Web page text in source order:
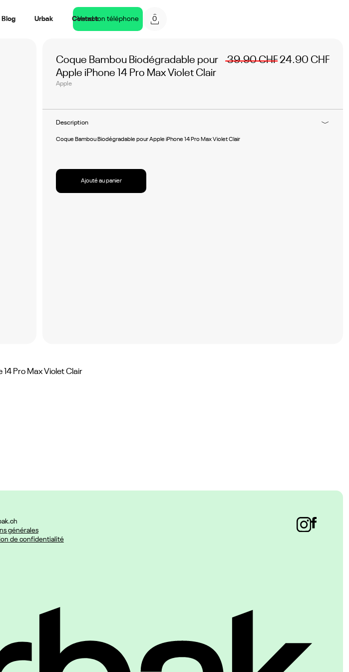
Blog Urbak Contact
Vend ton téléphone 0
Coque Bambou Biodégradable pour
Apple iPhone 14 Pro Max Violet Clair
Apple
39.90 CHF24.90 CHF
Description
Coque Bambou Biodégradable pour Apple iPhone 14 Pro Max Violet Clair
Ajouté au panier
Pro Max Violet Clair
générales
de confidentialité